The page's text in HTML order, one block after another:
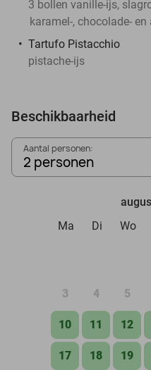
3 bollen vanille-ijs,
karamel-, chocolade-
Tartufo Pistacchio
pistache-ijs
Beschikbaarheid
Aantal personen:
2 personen
Ma
Di Wo
3 4 5
10 11 12
17 18 19